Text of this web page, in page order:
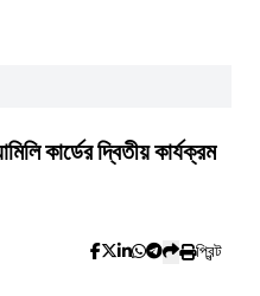
কার্ডের দ্বিতীয় কার্যক্রম
প্রিন্ট